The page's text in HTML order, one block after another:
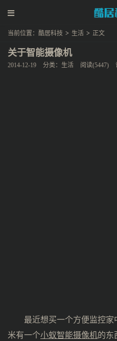
当前位置： 酷居科技 > 生活 > 正文
关于智能摄像机
2014-12-19 分类： 生活 阅读(5447)
最近想买一个方便监控
米有一个小蚁智能摄像机的东